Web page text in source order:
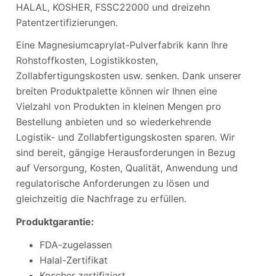
HALAL, KOSHER, FSSC22000 und dreizehn
Patentzertifizierungen.
Eine Magnesiumcaprylat-Pulverfabrik kann Ihre
Rohstoffkosten, Logistikkosten,
Zollabfertigungskosten usw. senken. Dank unserer
breiten Produktpalette können wir Ihnen eine
Vielzahl von Produkten in kleinen Mengen pro
Bestellung anbieten und so wiederkehrende
Logistik- und Zollabfertigungskosten sparen. Wir
sind bereit, gängige Herausforderungen in Bezug
auf Versorgung, Kosten, Qualität, Anwendung und
regulatorische Anforderungen zu lösen und
gleichzeitig die Nachfrage zu erfüllen.
Produktgarantie:
FDA-zugelassen
Halal-Zertifikat